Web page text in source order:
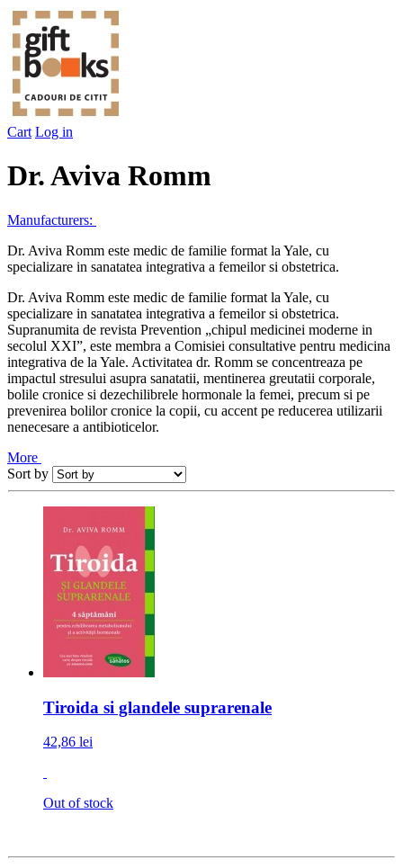
Cart Log in
Dr. Aviva Romm
Manufacturers:
Dr. Aviva Romm este medic de familie format la Yale, cu
specializare in sanatatea integrativa a femeilor si obstetrica.
Dr. Aviva Romm este medic de familie format la Yale, cu
specializare in sanatatea integrativa a femeilor si obstetrica.
Supranumita de revista Prevention „chipul medicinei moderne in
secolul XXI”, este membra a Comisiei consultative pentru medicina
integrativa de la Yale. Activitatea dr. Romm se concentreaza pe
impactul stresului asupra sanatatii, mentinerea greutatii corporale,
bolile cronice si dezechilibrele hormonale la femei, precum si pe
prevenirea bolilor cronice la copii, cu accent pe reducerea utilizarii
nenecesare a antibioticelor.
More
Sort by
Tiroida si glandele suprarenale
42,86 lei
Out of stock